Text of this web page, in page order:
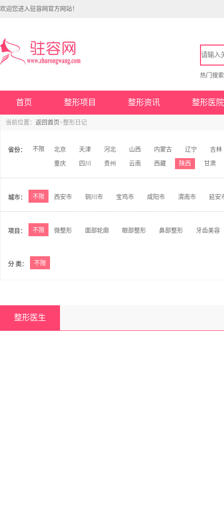
欢迎您进入驻容网官方网站！
热门搜
首页 整形项目 整形资讯 整形医院
当前位置： 返回首页>整形日记
省份： 北京 天津 河北 山西 内蒙古 辽宁
吉林
重庆
四川 贵州 云南 西藏 陕西 甘肃
不限
城市： 西安市 铜川市 宝鸡市 咸阳市 渭南市 延安
不限
项目： 微整形 面部轮廓 眼部整形 鼻部整形 牙齿美容
不限
分 类： 不限
整形医生